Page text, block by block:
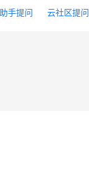
手提问
云社区提问